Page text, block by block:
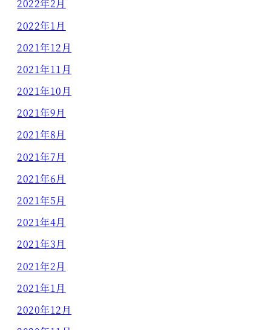
2022年2月
2022年1月
2021年12月
2021年11月
2021年10月
2021年9月
2021年8月
2021年7月
2021年6月
2021年5月
2021年4月
2021年3月
2021年2月
2021年1月
2020年12月